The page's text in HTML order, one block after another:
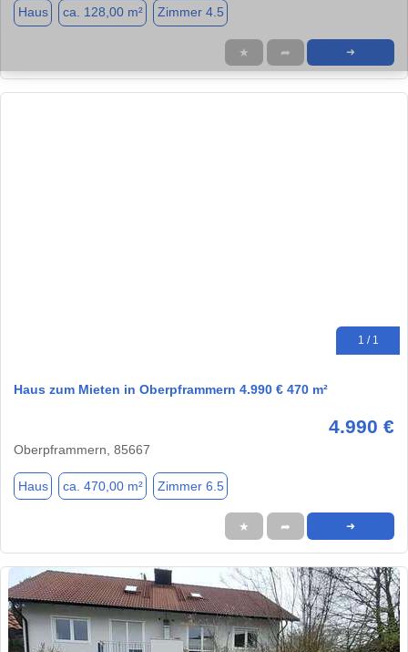
Haus ca. 128,00 m² Zimmer 4.5
★ ➦ ➜
1 / 1
Haus zum Mieten in Oberpframmern 4.990 € 470 m²
4.990 €
Oberpframmern, 85667
Haus ca. 470,00 m² Zimmer 6.5
★ ➦ ➜